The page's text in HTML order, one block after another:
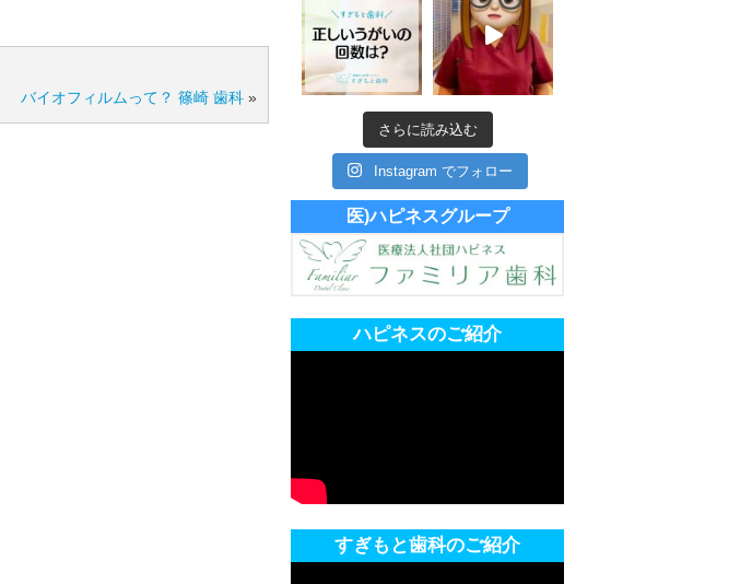
バイオフィルムって？ 篠崎 歯科 »
さらに読み込む
Instagram でフォロー
医)ハピネスグループ
ハピネスのご紹介
すぎもと歯科のご紹介